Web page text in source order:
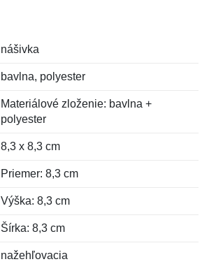
nášivka
bavlna, polyester
Materiálové zloženie: bavlna +
polyester
8,3 x 8,3 cm
Priemer: 8,3 cm
Výška: 8,3 cm
Šírka: 8,3 cm
nažehľovacia